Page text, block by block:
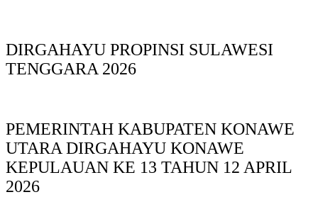
DIRGAHAYU PROPINSI SULAWESI
TENGGARA 2026
PEMERINTAH KABUPATEN KONAWE
UTARA DIRGAHAYU KONAWE
KEPULAUAN KE 13 TAHUN 12 APRIL
2026